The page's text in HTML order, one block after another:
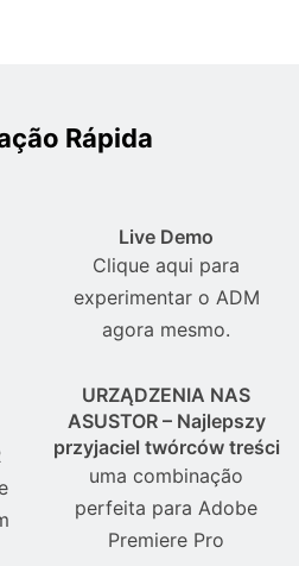
Rápida
Live Demo
Clique aqui para
experimentar o ADM
agora mesmo.
URZĄDZENIA NAS
ASUSTOR – Najlepszy
przyjaciel twórców treści
uma combinação
perfeita para Adobe
Premiere Pro